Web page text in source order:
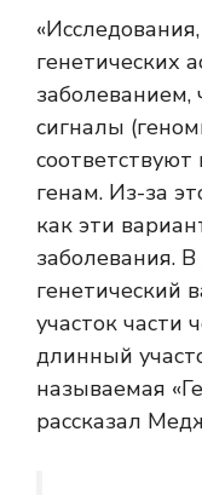
генетических
заболеванием,
сигналы
генам. Из-за
как эти
заболевания.
генетический
участок части
длинный
называемая
рассказал